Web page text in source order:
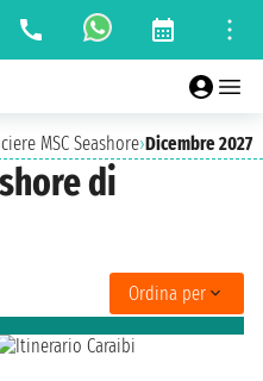
MSC Seashore›Dicembre 2027
di
Ordina per